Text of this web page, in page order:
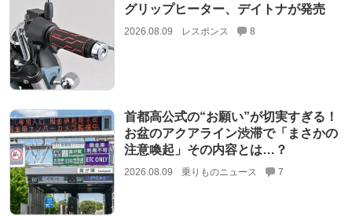
グリップヒーター、デイトナが発売
2026.08.09 レスポンス 8
首都高公式の“お願い”が切実すぎる！
お盆のアクアライン渋滞で「まさかの
注意喚起」その内容とは…？
2026.08.09 乗りものニュース 7